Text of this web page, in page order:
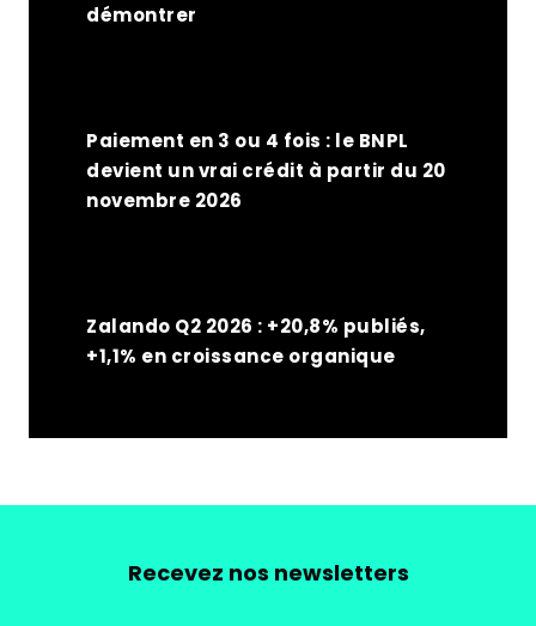
démontrer
Paiement en 3 ou 4 fois : le BNPL
devient un vrai crédit à partir du 20
novembre 2026
Zalando Q2 2026 : +20,8% publiés,
+1,1% en croissance organique
Recevez nos newsletters